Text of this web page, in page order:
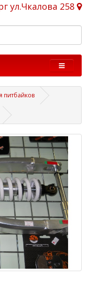
ул.Чкалова 258
питбайков